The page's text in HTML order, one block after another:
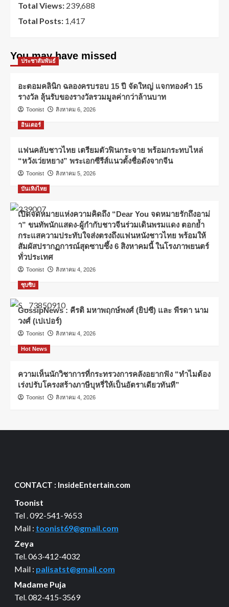
Total Views: 239,688
Total Posts: 1,417
You may have missed
ประชาสัมพันธ์
อะตอมคลินิก ฉลองครบรอบ 15 ปี จัดใหญ่ แจกทองคำ 15
รางวัล ลุ้นรับของรางวัลรวมมูลค่ากว่าล้านบาท
Toonist สิงหาคม 6, 2026
อินเตอร์
แฟนคลับชาวไทย เตรียมตัวฟินกระจาย พร้อมกระทบไหล่
“หวังเว่ยหยาง” พระเอกซีรีส์แนวตั้งชื่อดังจากจีน
Toonist สิงหาคม 5, 2026
บันเทิงไทย
เปิดจดหมายแห่งความคิดถึง “Dear You จดหมายรักถึงอาม่
า” ขนทัพนักแสดง-ผู้กำกับชาวจีนร่วมเดินพรมแดง ตอกย้ำ
กระแสความประทับใจส่งตรงถึงแฟนหนังชาวไทย พร้อมให้
สัมผัสปรากฏการณ์สุดซาบซึ้ง 6 สิงหาคมนี้ ในโรงภาพยนตร์
ทั่วประเทศ
Toonist สิงหาคม 4, 2026
ซุบซิบ
GossipNews : คีรติ มหาพฤกษ์พงศ์ (ยิปซี) และ พีรดา นาม
วงศ์ (เปเปอร์)
Toonist สิงหาคม 4, 2026
Hot News
ความเห็นนักวิชาการที่กระทรวงการคลังอยากฟัง “ทำไมต้อง
เร่งปรับโครงสร้างภาษีบุหรี่ให้เป็นอัตราเดียวทันที”
Toonist สิงหาคม 4, 2026
CONTACT : InsideEntertain.com
Toonist
Tel . 092-541-9653
Mail : toonist69@gmail.com
Zeya
Tel. 063-412-4032
Mail : palisatst@gmail.com
Madame Puja
Tel. 082-415-3569